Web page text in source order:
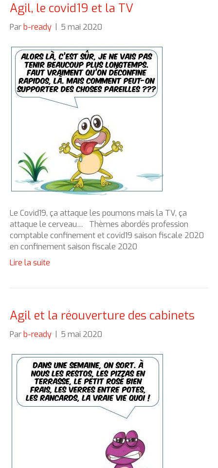
Agil, le covid19 et la TV
Par b-ready 5 mai 2020
Le Covid19, ça attaque les poumons mais la TV, ça
attaque le cerveau… Thèmes abordés profession
comptable confinement et covid19 saison fiscale 2020
en confinement saison fiscale 2020
Lire la suite
Agil et la réouverture des cabinets
Par b-ready 5 mai 2020